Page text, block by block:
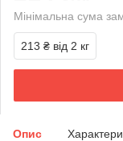
Мінімальна сума
213 ₴ від 2 кг
Опис